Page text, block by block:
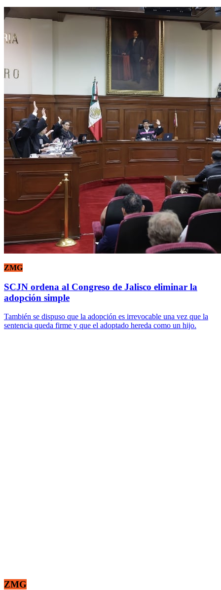
ZMG
SCJN ordena al Congreso de Jalisco eliminar la
adopción simple
También se dispuso que la adopción es irrevocable una vez que la
sentencia queda firme y que el adoptado hereda como un hijo.
ZMG